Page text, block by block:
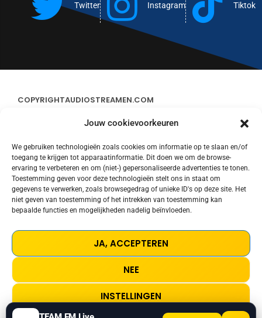
Jouw cookievoorkeuren
We gebruiken technologieën zoals cookies om informatie op te slaan en/of
toegang te krijgen tot apparaatinformatie. Dit doen we om de browse-
ervaring te verbeteren en om (niet-) gepersonaliseerde advertenties te tonen.
Toestemming geven voor deze technologieën stelt ons in staat om
gegevens te verwerken, zoals browsegedrag of unieke ID's op deze site. Het
niet geven van toestemming of het intrekken van toestemming kan
bepaalde functies en mogelijkheden nadelig beïnvloeden.
JA, ACCEPTEREN
NEE
INSTELLINGEN
Twitter Instagram Tiktok
COPYRIGHTAUDIOSTREAMEN.COM
CONTACT
STREAMS
COOKIE POLICY (EU)
TERMS AND CONDITIONS